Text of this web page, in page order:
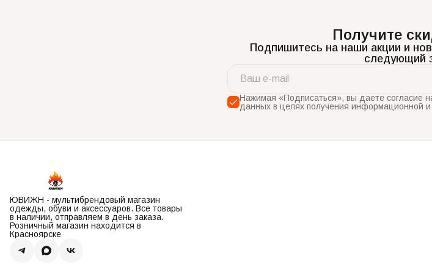
Получите
Подпишитесь на наши акции и
следующий
Нажимая «Подписаться», вы даете согласие
данных в целях получения информационной
ЮВИЖН - мультибрендовый магазин
одежды, обуви и аксессуаров. Все товары
в наличии, отправляем в день заказа.
Розничный магазин находится в
Красноярске